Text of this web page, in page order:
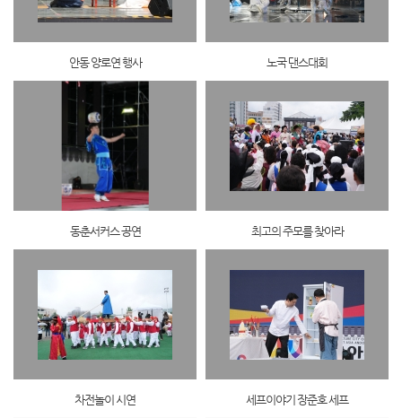
안동 양로연 행사 노국 댄스대회
동춘서커스 공연 최고의 주모를 찾아라
차전놀이 시연 세프이야기 장준호 세프